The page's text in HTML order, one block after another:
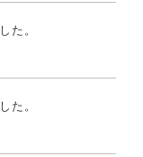
た。
た。